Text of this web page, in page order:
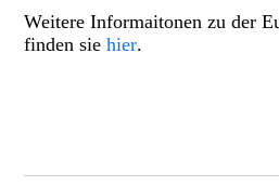
Weitere Informaitonen zu der
finden siehier.